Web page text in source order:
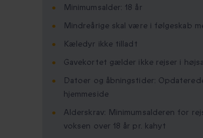
Minimumsalder: 18 år
Mindreårige skal være i følgeskab
Kæledyr ikke tilladt
Gavekortet gælder ikke rejser i
Datoer og åbningstider:
hjemmeside
Alderskrav: Minimumsalderen for
voksen over 18 år pr. kahyt